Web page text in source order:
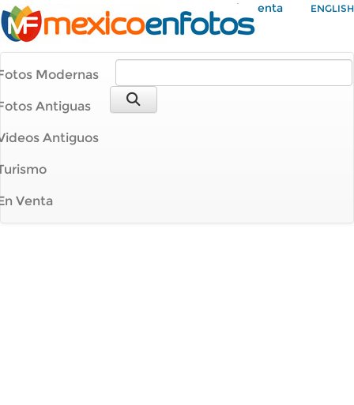
Mi Cuenta ENGLISH
Modernas
Antiguas
Antiguos
Venta